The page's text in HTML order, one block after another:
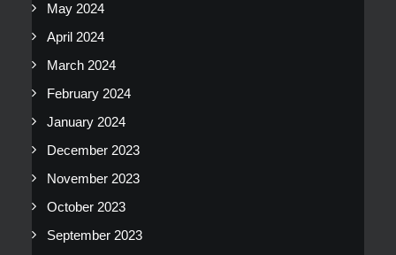
May 2024
April 2024
March 2024
February 2024
January 2024
December 2023
November 2023
October 2023
September 2023